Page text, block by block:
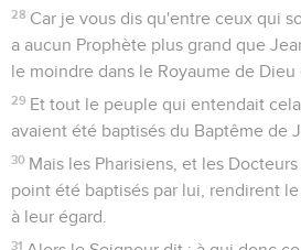
28 Car je vous dis qu'entre ceux qui
a aucun Prophète plus grand que
le moindre dans le Royaume de Dieu
29 Et tout le peuple qui entendait
avaient été baptisés du Baptême de
30 Mais les Pharisiens, et les
point été baptisés par lui, rendirent
à leur égard.
31